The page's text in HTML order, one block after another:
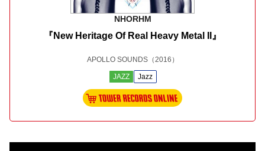
NHORHM
『New Heritage Of Real Heavy Metal II』
APOLLO SOUNDS（2016）
JAZZ Jazz